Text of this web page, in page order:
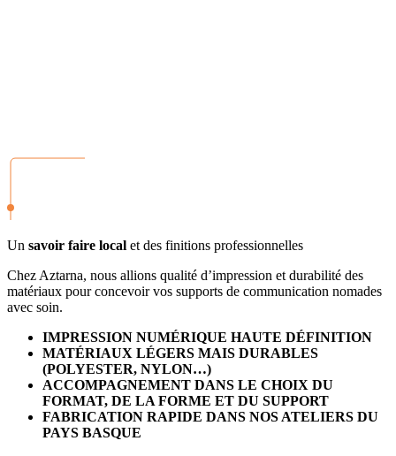
Un savoir faire local et des finitions professionnelles
Chez Aztarna, nous allions qualité d’impression et durabilité des
matériaux pour concevoir vos supports de communication nomades
avec soin.
IMPRESSION NUMÉRIQUE HAUTE DÉFINITION
MATÉRIAUX LÉGERS MAIS DURABLES
(POLYESTER, NYLON…)
ACCOMPAGNEMENT DANS LE CHOIX DU
FORMAT, DE LA FORME ET DU SUPPORT
FABRICATION RAPIDE DANS NOS ATELIERS DU
PAYS BASQUE